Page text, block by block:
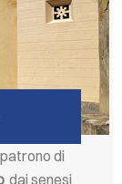
di
dai senesi